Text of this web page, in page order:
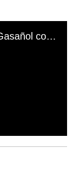
El mal momento de Yanina Gasañol con un hincha argentino en "Subrayado"